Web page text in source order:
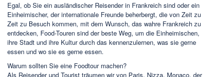
Egal, ob Sie ein ausländischer Reisender in Frankreich sind oder ein
Einheimischer, der internationale Freunde beherbergt, die von Zeit zu
Zeit zu Besuch kommen, mit dem Wunsch, das wahre Frankreich zu
entdecken, Food-Touren sind der beste Weg, um die Einheimischen,
ihre Stadt und ihre Kultur durch das kennenzulernen, was sie gerne
essen und wo sie es gerne essen.
Warum sollten Sie eine Foodtour machen?
Als Reisender und Tourist träumen wir von Paris, Nizza, Monaco, der